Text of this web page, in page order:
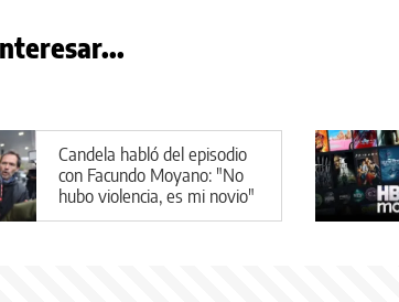
Candela habló del episodio
con Facundo Moyano: "No
hubo violencia, es mi novio"